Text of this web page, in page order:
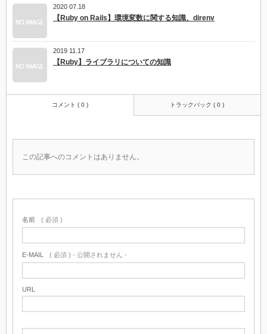
2020 07.18
【Ruby on Rails】環境変数に関する知識、direnv
2019 11.17
【Ruby】ライブラリについての知識
コメント ( 0 ) トラックバック ( 0 )
この記事へのコメントはありません。
名前 ( 必須 )
E-MAIL ( 必須 ) - 公開されません -
URL